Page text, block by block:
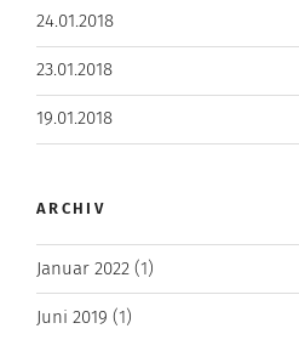
24.01.2018
23.01.2018
19.01.2018
ARCHIV
Januar 2022 (1)
Juni 2019 (1)